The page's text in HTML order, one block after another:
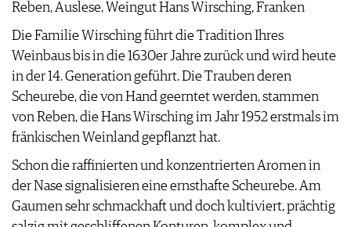
Reben, Auslese, Weingut Hans Wirsching, Franken
Die Familie Wirsching führt die Tradition Ihres
Weinbaus bis in die 1630er Jahre zurück und wird heute
in der 14. Generation geführt. Die Trauben deren
Scheurebe, die von Hand geerntet werden, stammen
von Reben, die Hans Wirsching im Jahr 1952 erstmals im
fränkischen Weinland gepflanzt hat.
Schon die raffinierten und konzentrierten Aromen in
der Nase signalisieren eine ernsthafte Scheurebe. Am
Gaumen sehr schmackhaft und doch kultiviert, prächtig